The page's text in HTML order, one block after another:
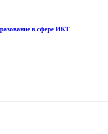
в сфере ИКТ